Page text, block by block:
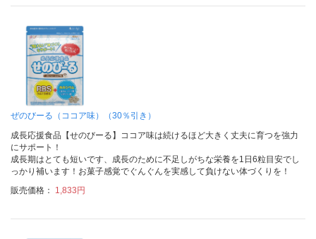
ぜのびーる（ココア味）（30％引き）
成長応援食品【せのびーる】ココア味は続けるほど大きく丈夫に育つを強力
にサポート！
成長期はとても短いです、成長のために不足しがちな栄養を1日6粒目安でし
っかり補います！お菓子感覚でぐんぐんを実感して負けない体づくりを！
販売価格： 1,833円